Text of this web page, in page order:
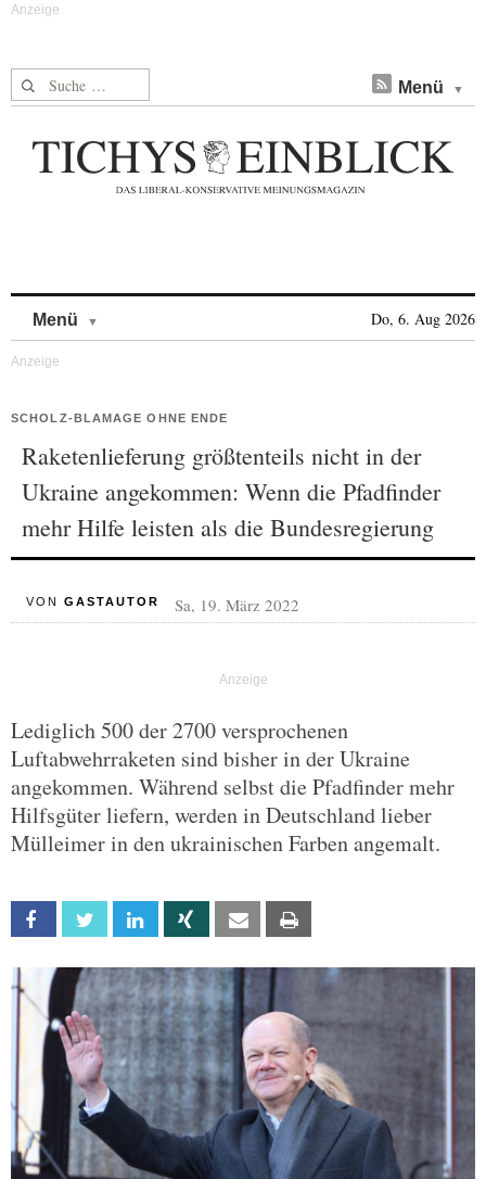
Suche nach: Menü
Menü Do, 6. Aug 2026
SCHOLZ-BLAMAGE OHNE ENDE
Raketenlieferung größtenteils nicht in der
Ukraine angekommen: Wenn die Pfadfinder
mehr Hilfe leisten als die Bundesregierung
VON GASTAUTOR Sa, 19. März 2022
Lediglich 500 der 2700 versprochenen
Luftabwehrraketen sind bisher in der Ukraine
angekommen. Während selbst die Pfadfinder mehr
Hilfsgüter liefern, werden in Deutschland lieber
Mülleimer in den ukrainischen Farben angemalt.
Facebook Twitter Linkedin Xing Email